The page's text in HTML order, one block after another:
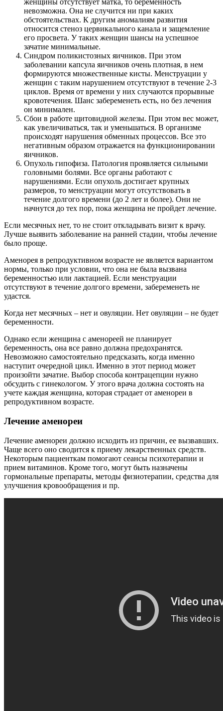
женщины отсутствует матка, то беременность
невозможна. Она не случится ни при каких
обстоятельствах. К другим аномалиям развития
относится стеноз цервикального канала и защемление
его просвета. У таких женщин шансы на успешное
зачатие минимальные.
Синдром поликистозных яичников. При этом
заболевании капсула яичников очень плотная, в нем
формируются множественные кисты. Менструации у
женщин с таким нарушением отсутствуют в течение 2-3
циклов. Время от времени у них случаются прорывные
кровотечения. Шанс забеременеть есть, но без лечения
он минимален.
Сбои в работе щитовидной железы. При этом вес может,
как увеличиваться, так и уменьшаться. В организме
происходят нарушения обменных процессов. Все это
негативным образом отражается на функционировании
яичников.
Опухоль гипофиза. Патология проявляется сильными
головными болями. Все органы работают с
нарушениями. Если опухоль достигает крупных
размеров, то менструации могут отсутствовать в
течение долгого времени (до 2 лет и более). Они не
начнутся до тех пор, пока женщина не пройдет лечение.
Если месячных нет, то не стоит откладывать визит к врачу.
Лучше выявить заболевание на ранней стадии, чтобы лечение
было проще.
Аменорея в репродуктивном возрасте не является вариантом
нормы, только при условии, что она не была вызвана
беременностью или лактацией. Если менструации
отсутствуют в течение долгого времени, забеременеть не
удастся.
Когда нет месячных – нет и овуляции. Нет овуляции – не будет
беременности.
Однако если женщина с аменореей не планирует
беременность, она все равно должна предохранятся.
Невозможно самостоятельно предсказать, когда именно
наступит очередной цикл. Именно в этот период может
произойти зачатие. Выбор способа контрацепции нужно
обсудить с гинекологом. У этого врача должна состоять на
учете каждая женщина, которая страдает от аменореи в
репродуктивном возрасте.
Лечение аменореи
Лечение аменореи должно исходить из причин, ее вызвавших.
Чаще всего оно сводится к приему лекарственных средств.
Некоторым пациенткам помогают сеансы психотерапии и
прием витаминов. Кроме того, могут быть назначены
гормональные препараты, методы физиотерапии, средства для
улучшения кровообращения и пр.